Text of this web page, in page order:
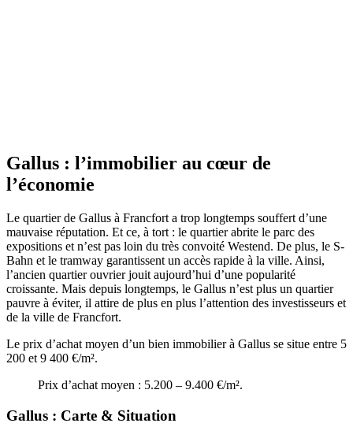
Gallus : l’immobilier au cœur de
l’économie
Le quartier de Gallus à Francfort a trop longtemps souffert d’une
mauvaise réputation. Et ce, à tort : le quartier abrite le parc des
expositions et n’est pas loin du très convoité Westend. De plus, le S-
Bahn et le tramway garantissent un accès rapide à la ville. Ainsi,
l’ancien quartier ouvrier jouit aujourd’hui d’une popularité
croissante. Mais depuis longtemps, le Gallus n’est plus un quartier
pauvre à éviter, il attire de plus en plus l’attention des investisseurs et
de la ville de Francfort.
Le prix d’achat moyen d’un bien immobilier à Gallus se situe entre 5
200 et 9 400 €/m².
Prix d’achat moyen : 5.200 – 9.400 €/m².
Gallus : Carte & Situation